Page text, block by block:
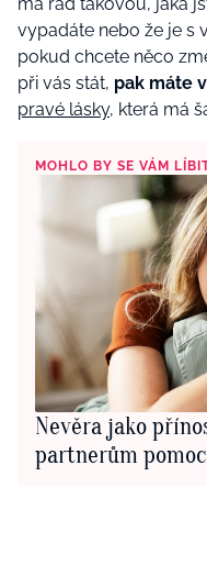
vypadáte nebo že je s
pokud chcete něco
při vás stát, pak máte
pravé lásky, která má
MOHLO BY SE VÁM
Nevěra jako
partnerům